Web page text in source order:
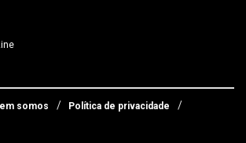
somos
Política de privacidade